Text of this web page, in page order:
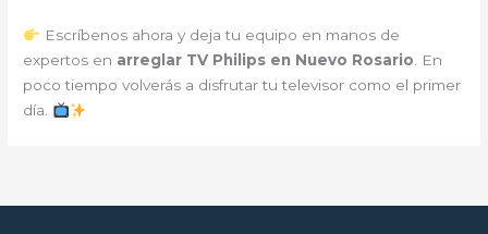
Escríbenos ahora y deja tu equipo en manos de
expertos en arreglar TV Philips en Nuevo Rosario. En
poco tiempo volverás a disfrutar tu televisor como el primer
día.